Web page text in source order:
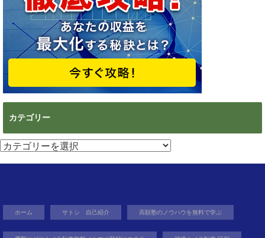
カテゴリー
カ
ホーム サトシ 自己紹介 高額塾のノウハウを無料で学ぶ